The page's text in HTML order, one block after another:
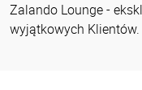
Zalando Lounge -
wyjątkowych Klientów.